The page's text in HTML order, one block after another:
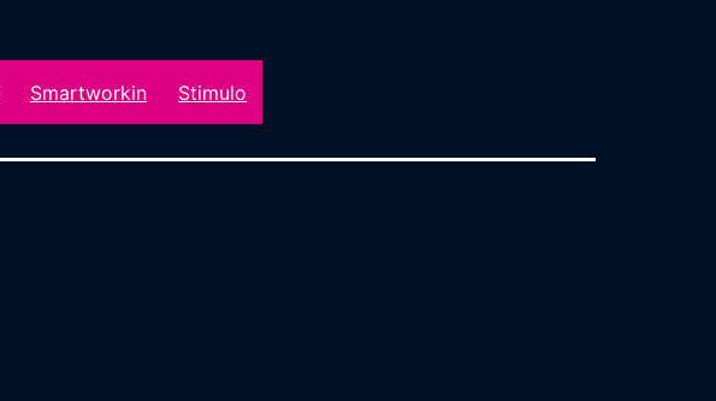
Smartworkin Stimulo